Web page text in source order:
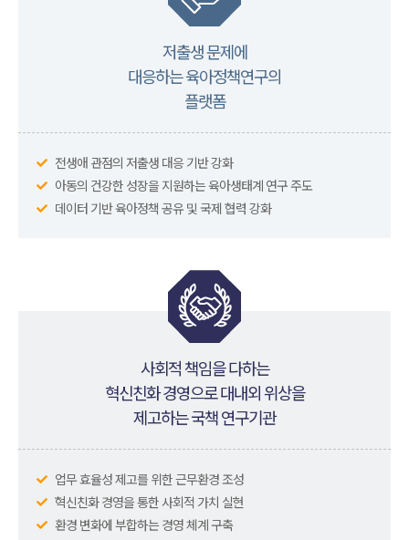
저출생 문제에
대응하는 육아정책연구의
플랫폼
전생애 관점의 저출생 대응 기반 강화
아동의 건강한 성장을 지원하는 육아생태계 연구 주도
데이터 기반 육아정책 공유 및 국제 협력 강화
사회적 책임을 다하는
혁신친화 경영으로 대내외 위상을
제고하는 국책 연구기관
업무 효율성 제고를 위한 근무환경 조성
혁신친화 경영을 통한 사회적 가치 실현
환경 변화에 부합하는 경영 체계 구축